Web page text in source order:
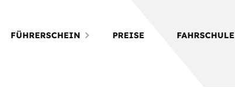
FÜHRERSCHEIN PREISE FAHRSCHULE